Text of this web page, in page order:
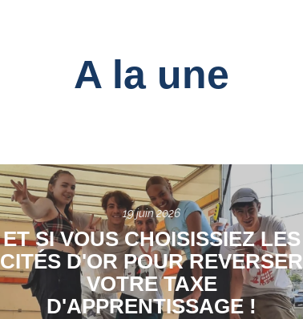
A la une
19 juin 2026
ET SI VOUS CHOISISSIEZ LES
CITÉS D'OR POUR REVERSER
VOTRE TAXE
D'APPRENTISSAGE !